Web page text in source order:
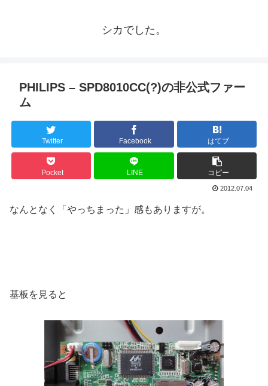
シカでした。
PHILIPS – SPD8010CC(?)の非公式ファー
ム
Twitter Facebook はてブ
Pocket LINE コピー
2012.07.04
なんとなく「やっちまった」感もありますが。
基板を見ると